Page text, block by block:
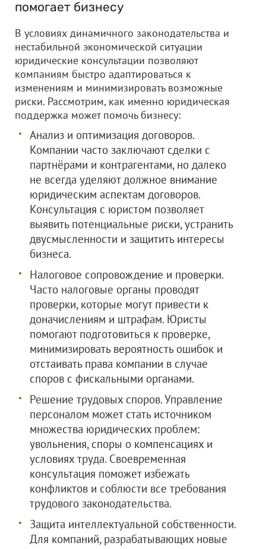
помогает бизнесу
В условиях динамичного законодательства и
нестабильной экономической ситуации
юридические консультации позволяют
компаниям быстро адаптироваться к
изменениям и минимизировать возможные
риски. Рассмотрим, как именно юридическая
поддержка может помочь бизнесу:
Анализ и оптимизация договоров.
Компании часто заключают сделки с
партнёрами и контрагентами, но далеко
не всегда уделяют должное внимание
юридическим аспектам договоров.
Консультация с юристом позволяет
выявить потенциальные риски, устранить
двусмысленности и защитить интересы
бизнеса.
Налоговое сопровождение и проверки.
Часто налоговые органы проводят
проверки, которые могут привести к
доначислениям и штрафам. Юристы
помогают подготовиться к проверке,
минимизировать вероятность ошибок и
отстаивать права компании в случае
споров с фискальными органами.
Решение трудовых споров. Управление
персоналом может стать источником
множества юридических проблем:
увольнения, споры о компенсациях и
условиях труда. Своевременная
консультация поможет избежать
конфликтов и соблюсти все требования
трудового законодательства.
Защита интеллектуальной собственности.
Для компаний, разрабатывающих новые